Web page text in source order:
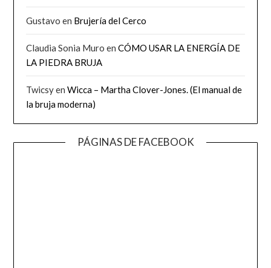
Gustavo en Brujería del Cerco
Claudia Sonia Muro enCÓMO USAR LA ENERGÍA DE
LA PIEDRA BRUJA
TwicsyenWicca – Martha Clover-Jones. (El manual de
la bruja moderna)
PÁGINAS DE FACEBOOK